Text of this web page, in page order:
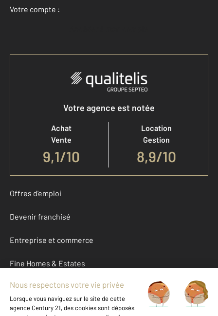
Votre compte :
Accéder à mon compte
Votre agence est notée
Achat
Vente
9,1/10
Location
Gestion
8,9/10
Offres d'emploi
Devenir franchisé
Entreprise et commerce
Fine Homes & Estates
À propos
International